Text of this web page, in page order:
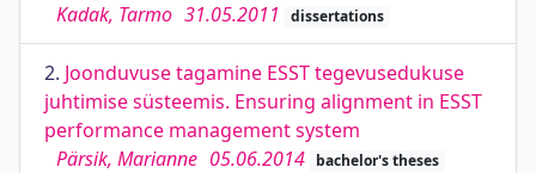
Kadak, Tarmo 31.05.2011 dissertations
2. Joonduvuse tagamine ESST tegevusedukuse
juhtimise süsteemis. Ensuring alignment in ESST
performance management system
Pärsik, Marianne 05.06.2014 bachelor's theses